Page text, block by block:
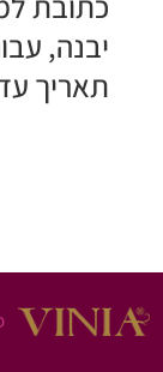
יבנה,
​תאריך